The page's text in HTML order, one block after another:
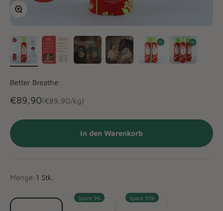
Bild vergrößern
Better Breathe
Angebot
€89,90(€89,90/kg)
In den Warenkorb
Menge:1 Stk.
Spare 5% Spare 10%